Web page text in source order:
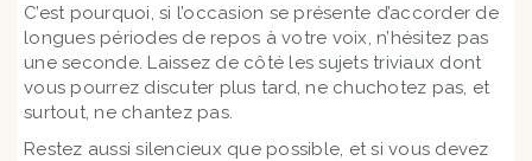
C’est pourquoi, si l’occasion se présente d’accorder de
longues périodes de repos à votre voix, n’hésitez pas
une seconde. Laissez de côté les sujets triviaux dont
vous pourrez discuter plus tard, ne chuchotez pas, et
surtout, ne chantez pas.
Restez aussi silencieux que possible, et si vous devez